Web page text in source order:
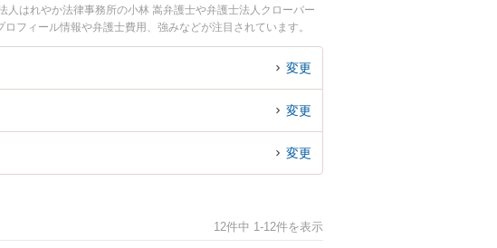
はれやか法律事務所の小林 嵩弁護士や弁護士法人クローバー
フィール情報や弁護士費用、強みなどが注目されています。
性関係(不貞等)による離婚問題のトラブル解決の実績豊富な近
相談予約したい』などでお困りの相談者さんにおすすめです。
変更
変更
変更
12件中 1-12件を表示